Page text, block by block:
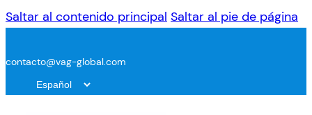
Saltar al contenido principal Saltar al pie de página
contacto@vag-global.com